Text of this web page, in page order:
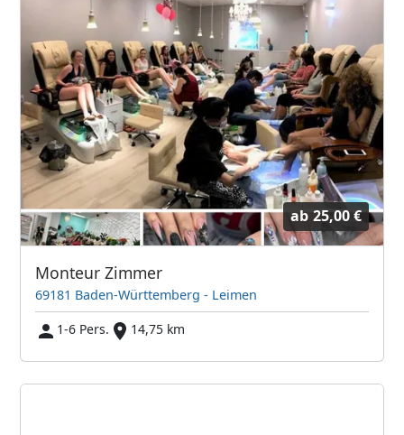
ab 25,00 €
Monteur Zimmer
69181 Baden-Württemberg - Leimen
1-6 Pers.
14,75 km